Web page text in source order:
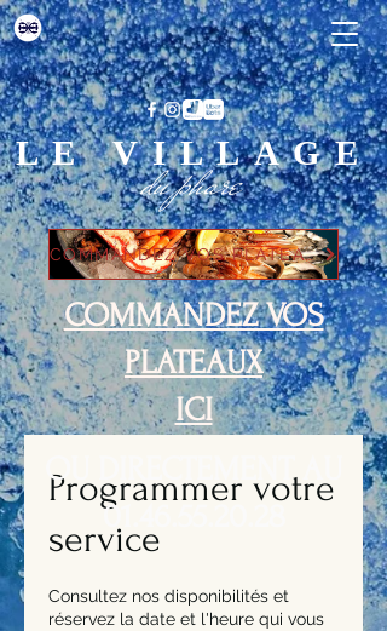
LE VILLAGE
du phare
COMMANDEZ VOS PLATEAUX ICI
COMMANDEZ VOS
PLATEAUX
ICI
OU DIRECTEMENT AU
01.46.55.20.28
Programmer votre
service
Consultez nos disponibilités et
réservez la date et l'heure qui vous